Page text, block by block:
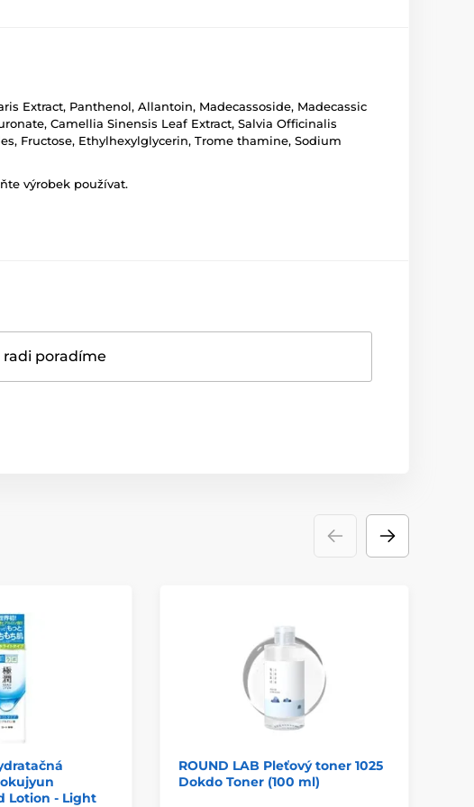
Extract, Panthenol, Allantoin, Madecassoside, Madecassic
Camellia Sinensis Leaf Extract, Salvia Officinalis
Fructose, Ethylhexylglycerin, Trome thamine, Sodium
výrobek používat.
poradíme
Lotion - Light
ROUND LAB Pleťový toner 1025
Dokdo Toner (100 ml)